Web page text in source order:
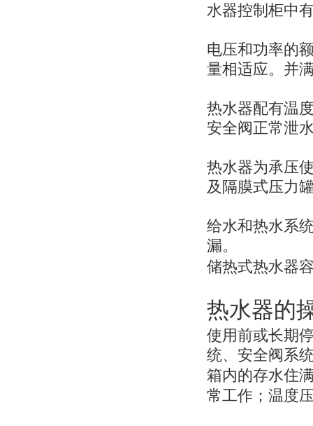
水器控制柜中
电压和功率的
量相适应。并
热水器配有温
安全阀正常泄
热水器为承压
及隔膜式压力
给水和热水系
漏。
储热式热水器
热水器的
使用前或长期
统、安全阀系
箱内的存水住
常工作；温度